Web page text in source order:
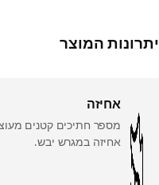
יתרונות המוצר
אחיזה
מספר חתיכים קטנים
אחיזה במגרש יבש.